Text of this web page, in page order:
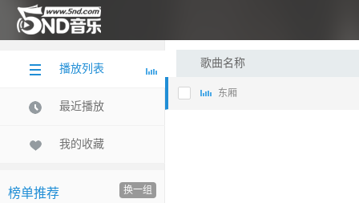
播放列表
最近播放
我的收藏
榜单推荐 换一组
歌曲名称
东厢